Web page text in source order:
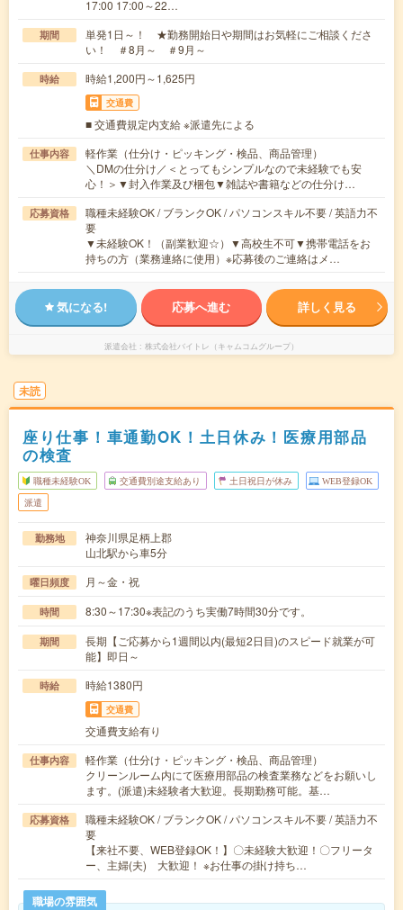
17:00 17:00～22…
期間
単発1日～！ ★勤務開始日や期間はお気軽にご相談くださ
い！ ＃8月～ ＃9月～
時給 時給1,200円～1,625円
交通費
■ 交通費規定内支給 ※派遣先による
仕事内容
軽作業（仕分け・ピッキング・検品、商品管理）
＼DMの仕分け／＜とってもシンプルなので未経験でも安
心！＞▼封入作業及び梱包▼雑誌や書籍などの仕分け…
応募資格
職種未経験OK / ブランクOK / パソコンスキル不要 / 英語力不
要
▼未経験OK！（副業歓迎☆）▼高校生不可▼携帯電話をお
持ちの方（業務連絡に使用）※応募後のご連絡はメ…
気になる! 応募へ進む 詳しく見る
派遣会社 株式会社バイトレ（キャムコムグループ）
未読
座り仕事！車通勤OK！土日休み！医療用部品
の検査
職種未経験OK 交通費別途支給あり 土日祝日が休み WEB登録OK
派遣
勤務地
神奈川県足柄上郡
山北駅から車5分
曜日頻度 月～金・祝
時間 8:30～17:30※表記のうち実働7時間30分です。
期間
長期【ご応募から1週間以内(最短2日目)のスピード就業が可
能】即日～
時給 時給1380円
交通費
交通費支給有り
仕事内容
軽作業（仕分け・ピッキング・検品、商品管理）
クリーンルーム内にて医療用部品の検査業務などをお願いし
ます。(派遣)未経験者大歓迎。長期勤務可能。基…
応募資格
職種未経験OK / ブランクOK / パソコンスキル不要 / 英語力不
要
【来社不要、WEB登録OK！】〇未経験大歓迎！〇フリータ
ー、主婦(夫) 大歓迎！ ※お仕事の掛け持ち…
職場の雰囲気